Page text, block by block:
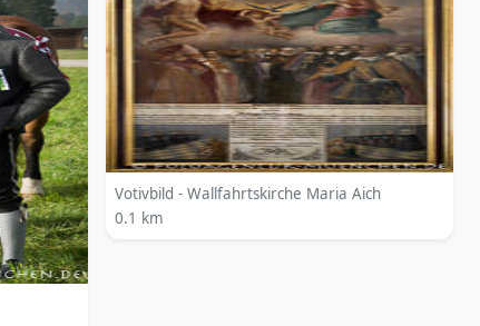
Votivbild - Wallfahrtskirche Maria Aich
0.1 km